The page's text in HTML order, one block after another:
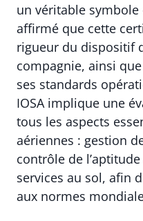
un véritable
affirmé que cette
rigueur du dispositif
compagnie, ainsi
ses standards
IOSA implique une
tous les aspects
aériennes : gestion
contrôle de
services au sol, afin
aux normes